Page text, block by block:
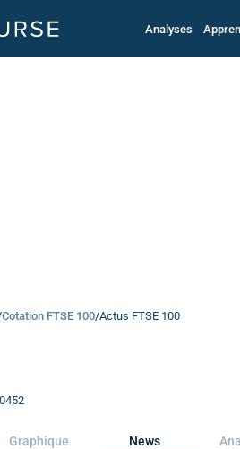
Analyses
Cotation FTSE 100/Actus FTSE 100
Graphique News